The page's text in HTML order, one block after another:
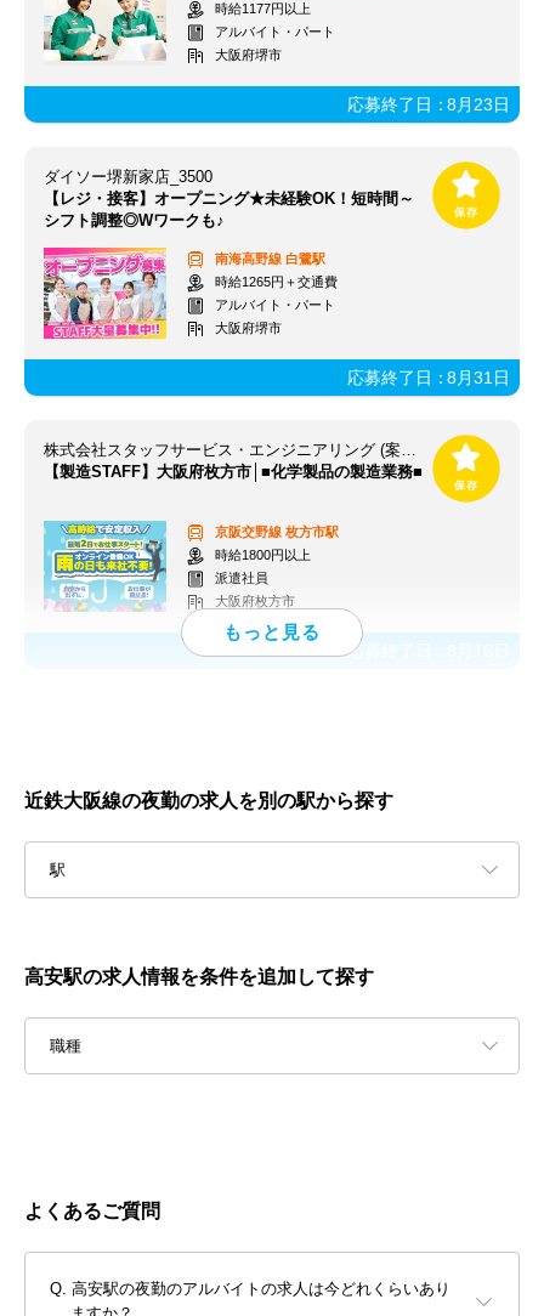
時給1177円以上
アルバイト・パート
大阪府堺市
応募終了日：8月23日
ダイソー堺新家店_3500
【レジ・接客】オープニング★未経験OK！短時間～
シフト調整◎Wワークも♪
南海高野線 白鷺駅
時給1265円＋交通費
アルバイト・パート
大阪府堺市
応募終了日：8月31日
株式会社スタッフサービス・エンジニアリング (案件NO/sseA42617)
【製造STAFF】大阪府枚方市│■化学製品の製造業務■
京阪交野線 枚方市駅
時給1800円以上
派遣社員
大阪府枚方市
応募終了日：
近鉄大阪線の夜勤の求人を別の駅から探す
駅
高安駅の求人情報を条件を追加して探す
職種
よくあるご質問
高安駅の夜勤のアルバイトの求人は今どれくらいあり